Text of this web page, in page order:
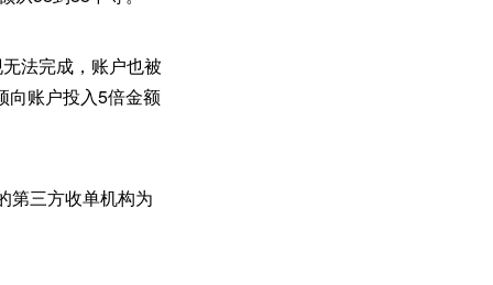
法完成，账户也被
向账户投入5倍金额
第三方收单机构为